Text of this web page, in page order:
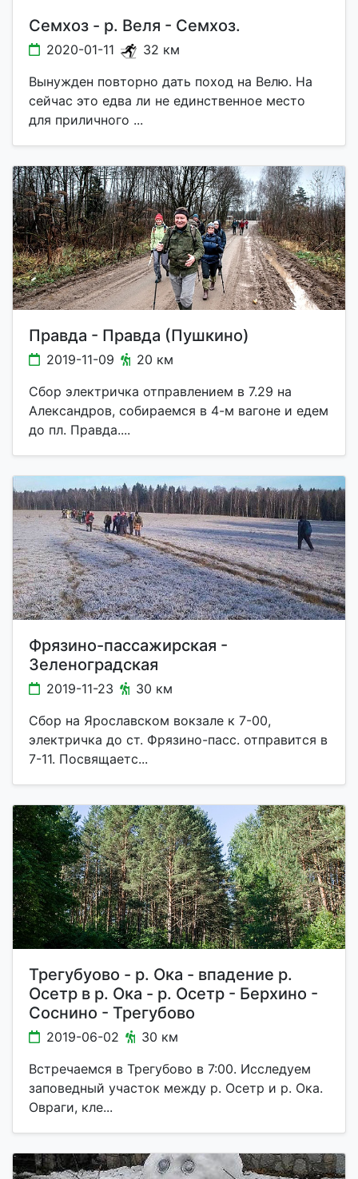
Семхоз - р. Веля - Семхоз.
2020-01-11
32 км
Вынужден повторно дать поход на Велю. На
сейчас это едва ли не единственное место
для приличного ...
Правда - Правда (Пушкино)
2019-11-09
20 км
Сбор электричка отправлением в 7.29 на
Александров, собираемся в 4-м вагоне и едем
до пл. Правда....
Фрязино-пассажирская -
Зеленоградская
2019-11-23
30 км
Сбор на Ярославском вокзале к 7-00,
электричка до ст. Фрязино-пасс. отправится в
7-11. Посвящаетс...
Трегубуово - р. Ока - впадение р.
Осетр в р. Ока - р. Осетр - Берхино -
Соснино - Трегубово
2019-06-02
30 км
Встречаемся в Трегубово в 7:00. Исследуем
заповедный участок между р. Осетр и р. Ока.
Овраги, кле...